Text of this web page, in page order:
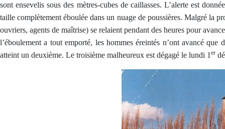
sont ensevelis sous des mètres-cubes de caillasses. L’alerte est
taille complètement éboulée dans un nuage de poussières. Malgré la
ouvriers, agents de maîtrise) se relaient pendant des heures pour
l’éboulement a tout emporté, les hommes éreintés n’ont avancé
atteint un deuxième. Le troisième malheureux est dégagé le lundi 1 er